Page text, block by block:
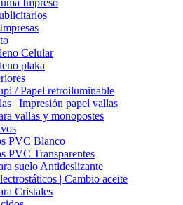
Impreso
Celular
plaka
/ Papel retroiluminable
| Impresión papel vallas
vallas y monopostes
PVC Blanco
PVC Transparentes
suelo Antideslizante
| Cambio aceite
Cristales